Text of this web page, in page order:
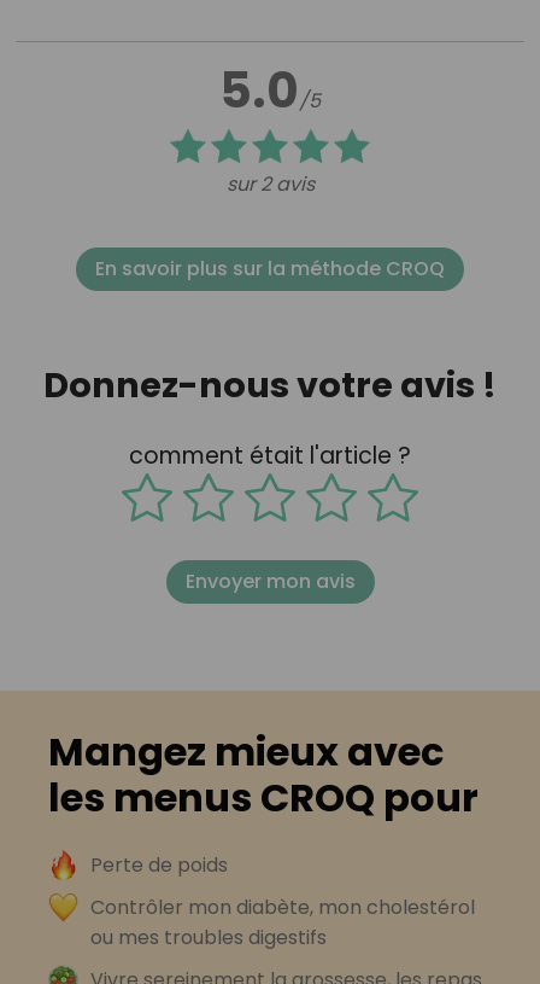
5.0/5
sur 2 avis
En savoir plus sur la méthode CROQ
Donnez-nous votre avis !
comment était l'article ?
Envoyer mon avis
Mangez mieux avec
les menus CROQ pour
Perte de poids
Contrôler mon diabète, mon cholestérol
ou mes troubles digestifs